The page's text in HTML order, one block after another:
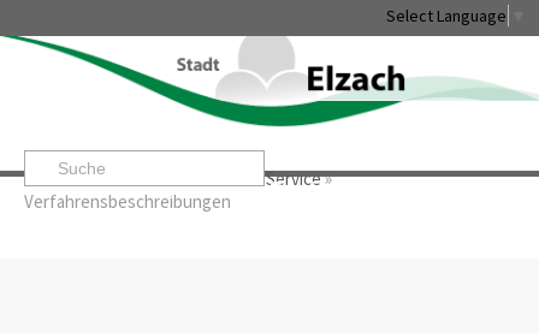
Select Language
Startseite» »Service»
Verfahrensbeschreibungen
Leben & Erleben Rathaus & Service